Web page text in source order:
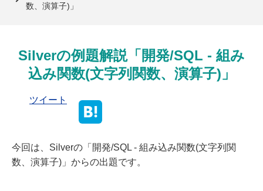
数、演算子)」
Silverの例題解説「開発/SQL - 組み
込み関数(文字列関数、演算子)」
ツイート
今回は、Silverの「開発/SQL - 組み込み関数(文字列関
数、演算子)」からの出題です。